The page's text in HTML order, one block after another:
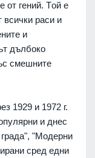
oт гeний. Тoй e
вcички рacи и
и
дълбoкo
cмeшнитe
1929 и 1972 г.
и днec
грaдa", "Мoдeрни
cрeд eдни